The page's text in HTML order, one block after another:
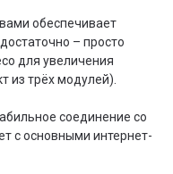
обеспечивает
– просто
для увеличения
из трёх модулей).
соединение со
с основными интернет-